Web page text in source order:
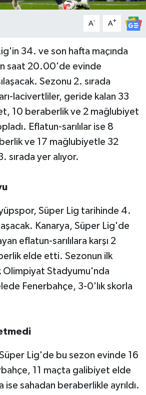
A- A+
34. ve son hafta maçında
saat 20.00'de evinde
Sezonu 2. sırada
lacivertliler, geride kalan 33
10 beraberlik ve 2 mağlubiyet
Eflatun-sarılılar ise 8
ve 17 mağlubiyetle 32
sırada yer alıyor.
Süper Lig tarihinde 4.
Kanarya, Süper Lig'de
eflatun-sarılılara karşı 2
elde etti. Sezonun ilk
Olimpiyat Stadyumu'nda
Fenerbahçe, 3-0'lık skorla
Lig'de bu sezon evinde 16
11 maçta galibiyet elde
sahadan beraberlikle ayrıldı.